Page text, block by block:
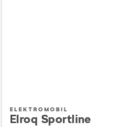
ELEKTROMOBIL
Elroq Sportline